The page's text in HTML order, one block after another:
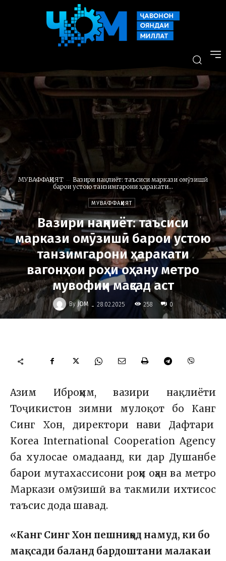
МУВАФФАҚИЯТ
Вазири нақлиёт: таъсиси маркази омӯзишӣ
барои устою танзимгарони ҳаракати...
МУВАФФАҚИЯТ
Вазири нақлиёт: таъсиси
маркази омӯзишӣ барои устою
танзимгарони ҳаракати
вагонҳои роҳи оҳану метро
мувофиқи мақсад аст
By JOM - 28.02.2025 258 0
Азим Иброҳим,вазири нақлиёти
Тоҷикистон зимни мулоқот бо Канг
Синг Хон, директори нави Дафтари
Korea International Cooperation Agency
ба хулосае омадаанд, ки дар Душанбе
барои мутахассисони роҳи оҳан ва метро
Маркази омӯзишӣ ва такмили ихтисос
таъсис дода шавад.
«Канг Синг Хон пешниҳод намуд, ки бо
мақсади баланд бардоштани малакаи